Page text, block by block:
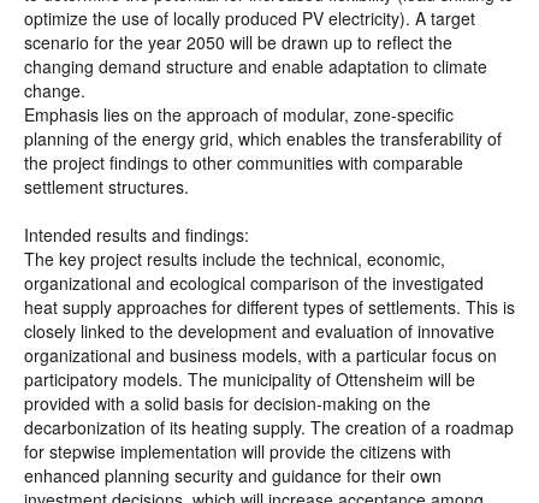
optimize the use of locally produced PV electricity). A target
scenario for the year 2050 will be drawn up to reflect the
changing demand structure and enable adaptation to climate
change.
Emphasis lies on the approach of modular, zone-specific
planning of the energy grid, which enables the transferability of
the project findings to other communities with comparable
settlement structures.
Intended results and findings:
The key project results include the technical, economic,
organizational and ecological comparison of the investigated
heat supply approaches for different types of settlements. This is
closely linked to the development and evaluation of innovative
organizational and business models, with a particular focus on
participatory models. The municipality of Ottensheim will be
provided with a solid basis for decision-making on the
decarbonization of its heating supply. The creation of a roadmap
for stepwise implementation will provide the citizens with
enhanced planning security and guidance for their own